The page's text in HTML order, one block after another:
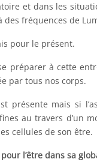
et dans les
des fréquences de
pour le présent.
préparer à cette
par tous nos corps.
présente mais si
au travers d’un
cellules de son être.
l’être dans sa